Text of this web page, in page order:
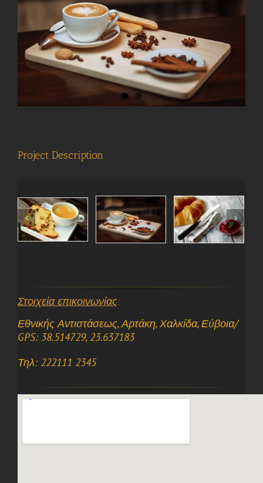
Project Description
Στοιχεία επικοινωνίας:
Εθνικής Αντιστάσεως, Αρτάκη, Χαλκίδα, Εύβοια/
GPS: 38.514729, 23.637183
Τηλ: 222111 2345